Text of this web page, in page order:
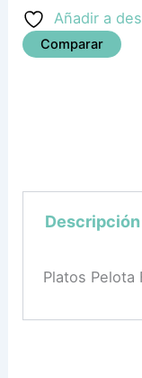
Añadir a
Comparar
Descripción
Platos Pelota